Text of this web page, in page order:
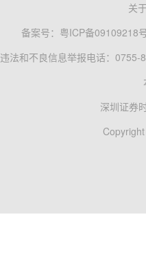
关
备案号： 粤ICP备09109218
违法和不良信息举报电话：0755-
深圳证券